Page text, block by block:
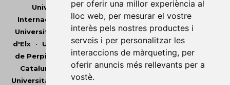
per oferir una millor experiència al
lloc web, per mesurar el vostre
interès pels nostres productes i
serveis i per personalitzar les
interaccions de màrqueting, per
oferir anuncis més rellevants per a
vostè.
Universitat de les Illes Balears•Universitat
Internacional de Catalunya•Universitat Jaume I
Universitat de Lleida•Universitat Miguel Hernández
d'Elx• Universitat Oberta de Catalunya•Universitat
de Perpinyà Via Domitia•Universitat Politècnica de
Catalunya
Universitat Politècnica de València •
Universitat Pompeu Fabra